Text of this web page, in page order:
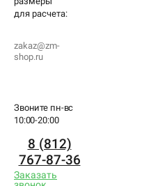
для расчета:
zakaz@zm-
shop.ru
Звоните пн-вс
10:00-20:00
8 (812)
767-87-36
Заказать